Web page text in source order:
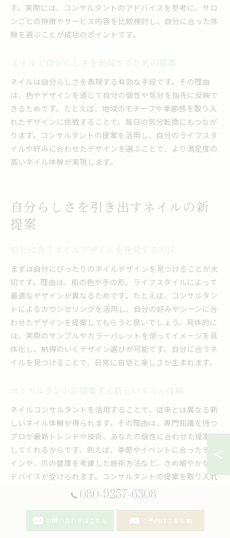
す。実際には、コンサルタントのアドバイスを参考に、サロ
ンごとの特徴やサービス内容を比較検討し、自分に合った体
験を選ぶことが成功のポイントです。
ネイルで自分らしさを表現するための提案
ネイルは自分らしさを表現する有効な手段です。その理由
は、色やデザインを通じて自分の個性や気分を指先に反映で
きるためです。たとえば、地域のモチーフや季節感を取り入
れたデザインに挑戦することで、毎日の気分転換にもつなが
ります。コンサルタントの提案を活用し、自分のライフスタ
イルや好みに合わせたデザインを選ぶことで、より満足度の
高いネイル体験が実現します。
自分らしさを引き出すネイルの新
提案
自分に合うネイルデザインを発見する方法
まずは自分にぴったりのネイルデザインを見つけることが大
切です。理由は、肌の色や手の形、ライフスタイルによって
最適なデザインが異なるためです。たとえば、コンサルタン
トによるカウンセリングを活用し、自分の好みやシーンに合
わせたデザインを提案してもらうと良いでしょう。具体的に
は、実際のサンプルやカラーパレットを使ってイメージを具
体化し、納得のいくデザイン選びが可能です。自分に合うネ
イルを見つけることで、日常に自信と楽しさが生まれます。
コンサルタントが提案する新しいネイル体験
ネイルコンサルタントを活用することで、従来とは異なる新
しいネイル体験が得られます。その理由は、専門知識を持つ
プロが最新トレンドや技術、あなたの個性に合わせた提案を
してくれるからです。例えば、季節やイベントに合ったデザ
インや、爪の健康を考慮した施術方法など、きめ細やかなア
ドバイスが受けられます。コンサルタントの提案を取り入れ
ることで、今までにない満足感と安心感を実感できるでしょ
ネイルサロンで叶える理想のセルフケア術
080-9257-6308
お問い合わせはこちら ご予約はこちら